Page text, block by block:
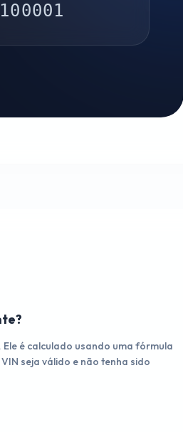
100001
é calculado usando uma fórmula
seja válido e não tenha sido